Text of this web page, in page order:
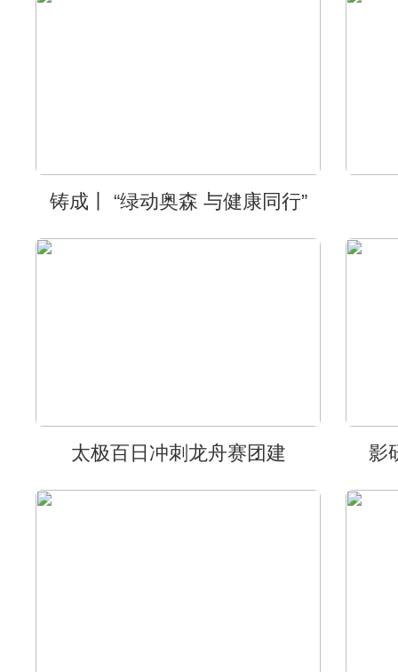
铸成丨 “绿动奥森 与健康同行”
太极百日冲刺龙舟赛团建 影